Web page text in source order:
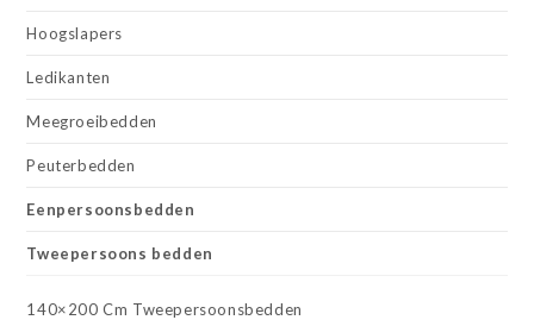
Hoogslapers
Ledikanten
Meegroeibedden
Peuterbedden
Eenpersoonsbedden
Tweepersoons bedden
140×200 Cm Tweepersoonsbedden